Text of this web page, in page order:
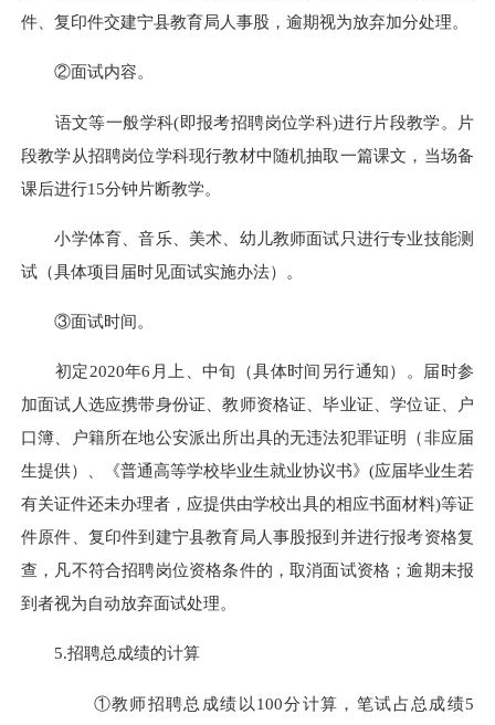
件、复印件交建宁县教育局人事股，逾期视为放弃加分处理。
②面试内容。
语文等一般学科(即报考招聘岗位学科)进行片段教学。片
段教学从招聘岗位学科现行教材中随机抽取一篇课文，当场备
课后进行15分钟片断教学。
小学体育、音乐、美术、幼儿教师面试只进行专业技能测
试（具体项目届时见面试实施办法）。
③面试时间。
初定2020年6 月上、中旬（具体时间另行通知）。届时参
加面试人选应携带身份证、教师资格证、毕业证、学位证、户
口簿、户籍所在地公安派出所出具的无违法犯罪证明（非应届
生提供）、《普通高等学校毕业生就业协议书》 (应届毕业生若
有关证件还未办理者，应提供由学校出具的相应书面材料)等证
件原件、复印件到建宁县教育局人事股报到并进行报考资格复
查，凡不符合招聘岗位资格条件的，取消面试资格；逾期未报
到者视为自动放弃面试处理。
5.招聘总成绩的计算
①教师招聘总成绩以 100分计算，笔试占总成绩5